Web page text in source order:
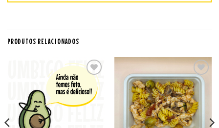
PRODUTOS RELACIONADOS
Adicionar
aos
favoritos
Adicionar
aos
favoritos